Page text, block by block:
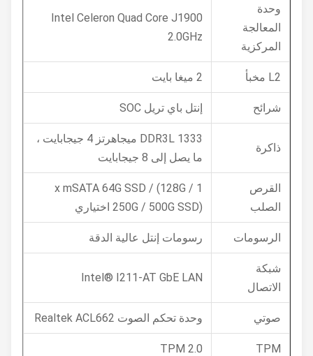
وحدة
المعالجة
المركزية
Intel Celeron Quad Core J1900
2.0GHz
شرائح إنتل باي تريل SOC
ذاكرة
DDR3L 1333 ميجاهرتز 4 جيجابايت ،
ما يصل إلى 8 جيجابايت
القرص
الصلب
1 x mSATA 64G SSD / (128G /
250G / 500G SSD) اختياري
الرسومات رسومات إنتل عالية الدقة
شبكة
الاتصال
Intel® I211-AT GbE LAN
صوتي وحدة تحكم الصوت Realtek ACL662
TPM
TPM 2.0